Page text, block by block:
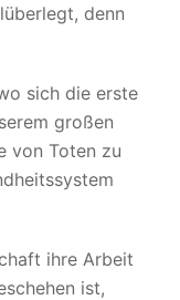
denn
sich die erste
großen
von Toten zu
ihre Arbeit
ist,